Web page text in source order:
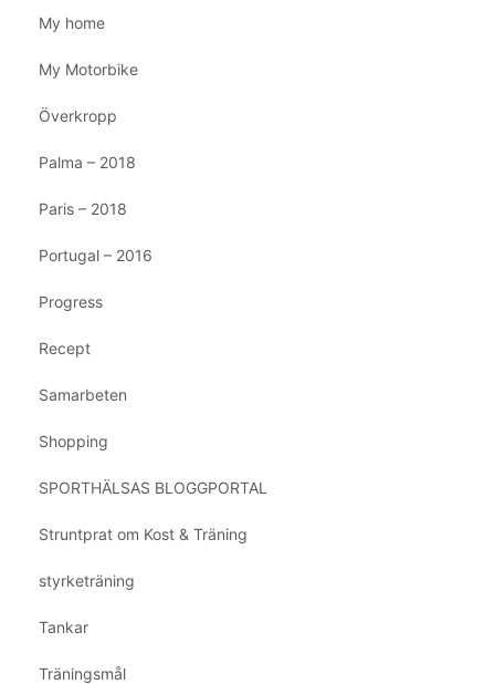
My home
My Motorbike
Överkropp
Palma – 2018
Paris – 2018
Portugal – 2016
Progress
Recept
Samarbeten
Shopping
SPORTHÄLSAS BLOGGPORTAL
Struntprat om Kost & Träning
styrketräning
Tankar
Träningsmål